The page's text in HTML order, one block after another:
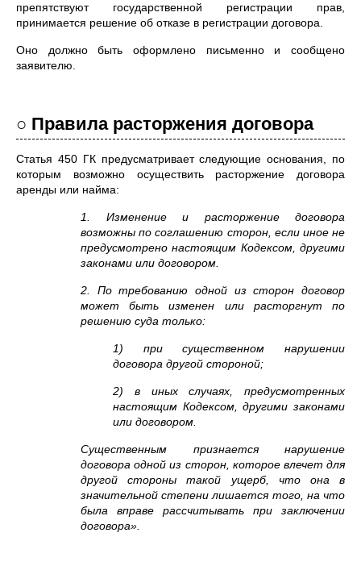
препятствуют государственной регистрации прав,
принимается решение об отказе в регистрации договора.
Оно должно быть оформлено письменно и сообщено
заявителю.
○ Правила расторжения договора
Статья 450 ГК предусматривает следующие основания, по
которым возможно осуществить расторжение договора
аренды или найма:
1. Изменение и расторжение договора
возможны по соглашению сторон, если иное не
предусмотрено настоящим Кодексом, другими
законами или договором.
2. По требованию одной из сторон договор
может быть изменен или расторгнут по
решению суда только:
1) при существенном нарушении
договора другой стороной;
2) в иных случаях, предусмотренных
настоящим Кодексом, другими законами
или договором.
Существенным признается нарушение
договора одной из сторон, которое влечет для
другой стороны такой ущерб, что она в
значительной степени лишается того, на что
была вправе рассчитывать при заключении
договора».